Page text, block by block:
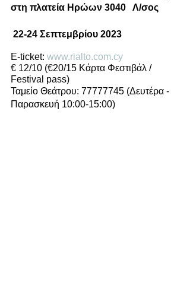
στη πλατεία Ηρώων 3040   Λ/σος
22-24 Σεπτεμβρίου 2023
E-ticket: www.rialto.com.cy
€ 12/10 (€20/15 Κάρτα Φεστιβάλ /
Festival pass)
Ταμείο Θεάτρου: 77777745 (Δευτέρα -
Παρασκευή 10:00-15:00)